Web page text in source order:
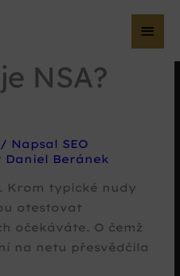
NSA?
/ Napsal SEO
Beránek
Krom typické nudy
otestovat
očekáváte. O čemž
na netu přesvědčila